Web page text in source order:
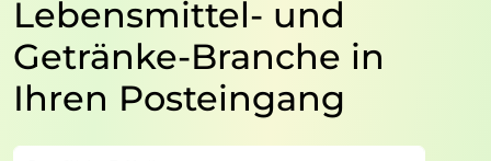
Lebensmittel- und
Getränke-Branche in
Ihren Posteingang